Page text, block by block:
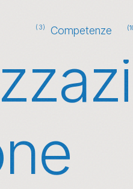
(3) Competenze